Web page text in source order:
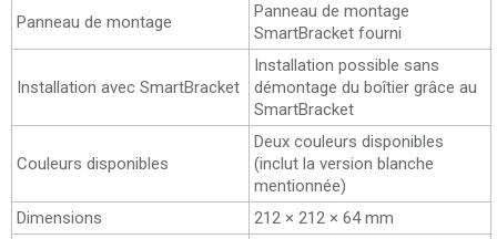
Panneau de montage
Panneau de montage
SmartBracket fourni
Installation avec SmartBracket
Installation possible sans
démontage du boîtier grâce au
SmartBracket
Couleurs disponibles
Deux couleurs disponibles
(inclut la version blanche
mentionnée)
Dimensions
212 × 212 × 64 mm